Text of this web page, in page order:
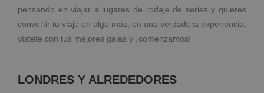
pensando en viajar a lugares de rodaje de series y quieres
convertir tu viaje en algo más, en una verdadera experiencia,
vístete con tus mejores galas y ¡comenzamos!
LONDRES Y ALREDEDORES